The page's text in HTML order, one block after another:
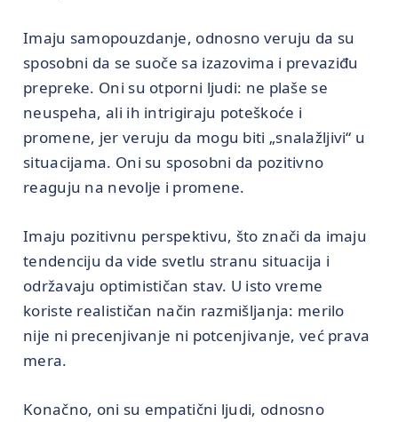
Imaju samopouzdanje, odnosno veruju da su
sposobni da se suoče sa izazovima i prevaziđu
prepreke. Oni su otporni ljudi: ne plaše se
neuspeha, ali ih intrigiraju poteškoće i
promene, jer veruju da mogu biti „snalažljivi“ u
situacijama. Oni su sposobni da pozitivno
reaguju na nevolje i promene.
Imaju pozitivnu perspektivu, što znači da imaju
tendenciju da vide svetlu stranu situacija i
održavaju optimističan stav. U isto vreme
koriste realističan način razmišljanja: merilo
nije ni precenjivanje ni potcenjivanje, već prava
mera.
Konačno, oni su empatični ljudi, odnosno